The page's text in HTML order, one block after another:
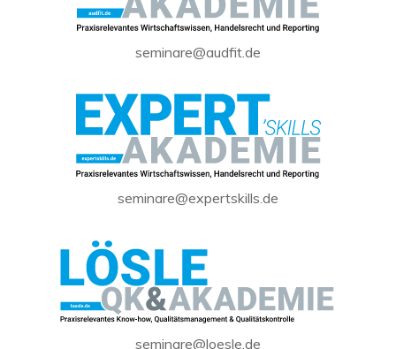
seminare@audfit.de
seminare@expertskills.de
seminare@loesle.de